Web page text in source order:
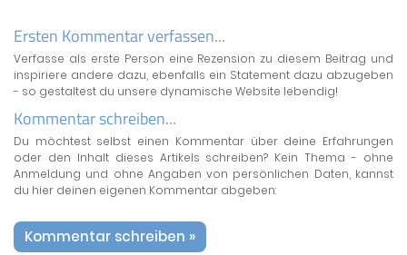
Ersten Kommentar verfassen...
Verfasse als erste Person eine Rezension zu diesem Beitrag und
inspiriere andere dazu, ebenfalls ein Statement dazu abzugeben
- so gestaltest du unsere dynamische Website lebendig!
Kommentar schreiben...
Du möchtest selbst einen Kommentar über deine Erfahrungen
oder den Inhalt dieses Artikels schreiben? Kein Thema - ohne
Anmeldung und ohne Angaben von persönlichen Daten, kannst
du hier deinen eigenen Kommentar abgeben:
Kommentar schreiben »